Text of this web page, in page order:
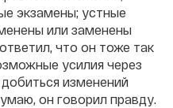
экзамены; устные
или заменены
что он тоже так
усилия через
изменений
он говорил правду.